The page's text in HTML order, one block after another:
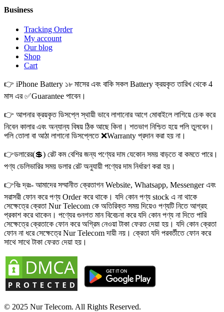
Business
Tracking Order
My account
Our blog
Shop
Cart
👉 iPhone Battery ১৮ মাসের এবং বাকি সকল Battery ক্রয়কৃত তারিখ থেকে 4
মাস এর ✅Guarantee পাবেন।
👉 আপনার ক্রয়কৃত ডিসপ্লে স্থায়ী ভাবে লাগানোর আগে মোবাইলে লাগিয়ে চেক করে
নিবেন কালার এবং অন্যান্য বিষয় ঠিক আছে কিনা। শতভাগ নিশ্চিত হয়ে পলি তুলবেন।
পলি তোলা বা আঠা লাগানো ডিসপ্লেতে ❌Warranty প্রদান করা হয় না।
👉ডলারের(💲) রেট কম বেশির জন্য পণ্যের দাম যেকোন সময় বাড়তে বা কমতে পারে।
পণ্য ডেলিভারির সময় ডলার রেট অনুযায়ী পণ্যের দাম নির্ধারণ করা হয়।
👉বিঃ দ্রঃ- আমাদের সম্মানীত ক্রেতাগন Website, Whatsapp, Messenger এবং
সরাসরী ফোন করে পণ্য Order করে থাকে। যদি কোন পণ্য stock এ না থাকে
সেক্ষেত্রে ক্রেতা Nur Telecom কে অতিরিক্ত সময় দিয়েও পণ্যটি নিতে আগ্রহ
প্রকাশ করে থাকেন। পণ্যের গুনগত মান বিবেচনা করে যদি কোন পণ্য না দিতে পারি
সেক্ষেত্রে ক্রেতাকে ফোন করে অগ্রিম নেওয়া টাকা ফেরত দেয়া হয়। যদি কোন ক্রেতা
ফোন না ধরে সেক্ষেত্রে Nur Telecom দায়ী নয়। ক্রেতা যদি পরবর্তীতে ফোন করে
সাথে সাথে টাকা ফেরত দেয়া হয়।
© 2025 Nur Telecom. All Rights Reserved.